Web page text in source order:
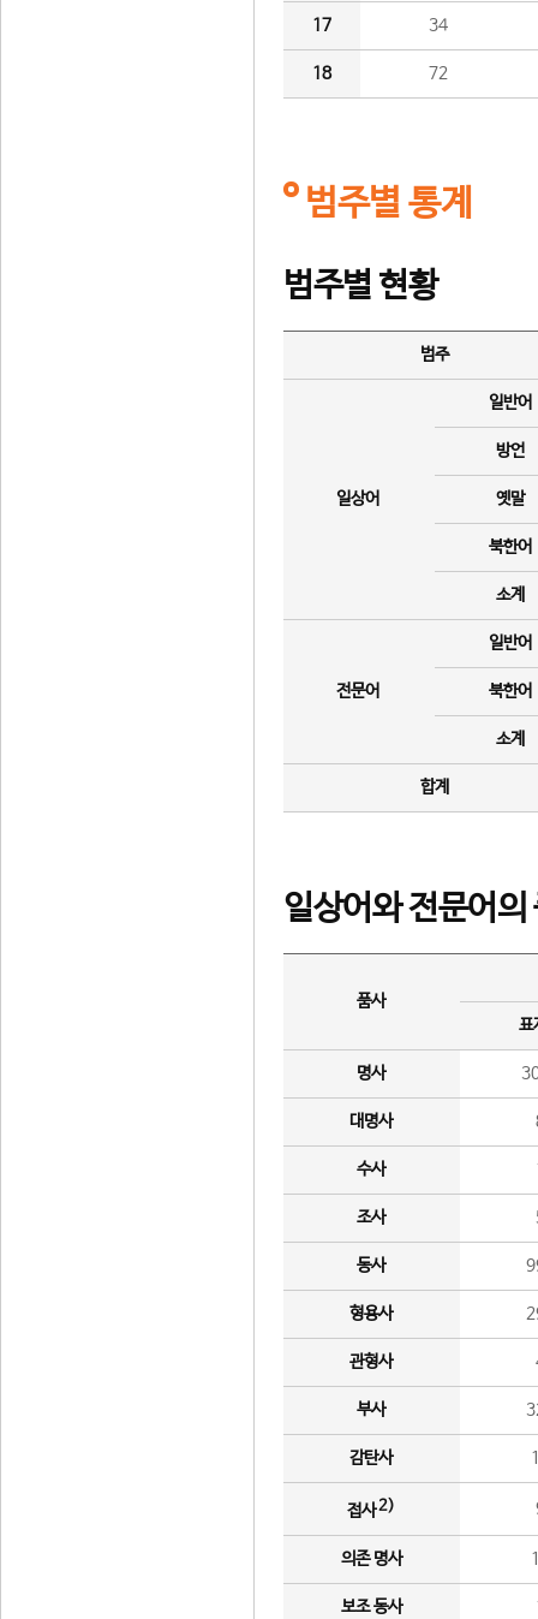
17 34
18 72
범주별 통계
범주별 현황
범주
일상어
일반어
방언
옛말
북한어
소계
전문어
일반어
북한어
소계
합계
일상어와 전문어의
품사
표
명사
대명사
수사
조사
동사
형용사
관형사
부사
감탄사
접사2)
의존 명사
보조 동사